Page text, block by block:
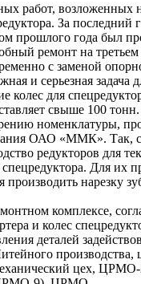
работ,
За
прошлого года был
ремонт на
с заменой
и серьезная
колес для
свыше 100
номенклатуры,
ОАО «ММК». Так,
редукторов
спецредуктора. Для их
нарезку
комплексе,
и колес
деталей
производства,
цех, ЦРМО-